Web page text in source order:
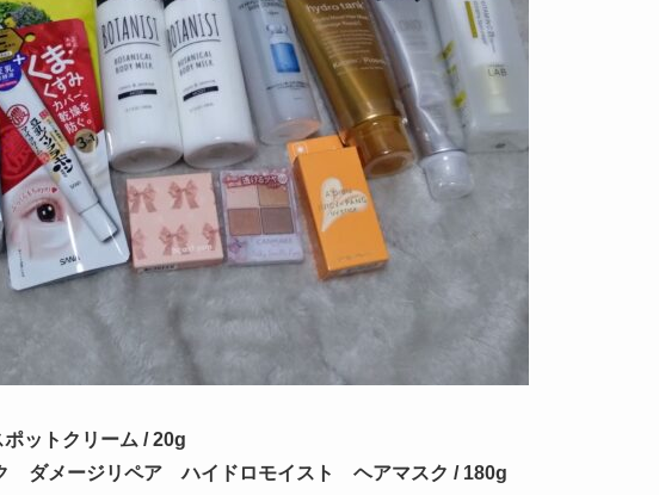
ットクリーム / 20g
ク ダメージリペア ハイドロモイスト ヘアマスク / 180g